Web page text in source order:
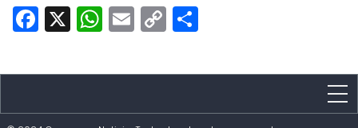
Facebook
X WhatsApp
Email
Copy
Link